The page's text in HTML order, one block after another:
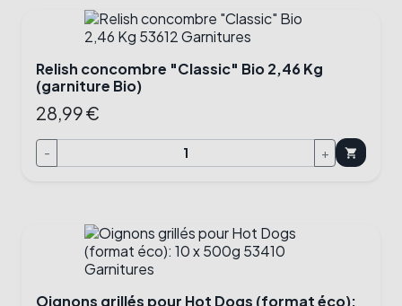
Relish concombre "Classic" Bio 2,46 Kg
(garniture Bio)
28,99 €
- + shopping_cart
Oignons grillés pour Hot Dogs (format éco):